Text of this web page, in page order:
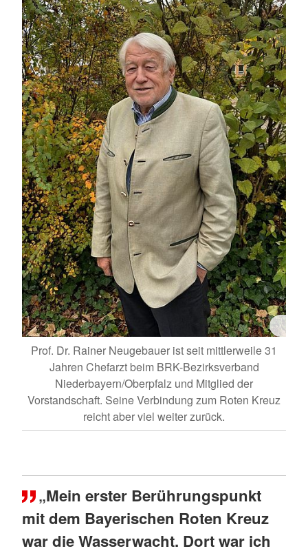
Prof. Dr. Rainer Neugebauer ist seit mittlerweile 31
Jahren Chefarzt beim BRK-Bezirksverband
Niederbayern/Oberpfalz und Mitglied der
Vorstandschaft. Seine Verbindung zum Roten Kreuz
reicht aber viel weiter zurück.
„Mein erster Berührungspunkt
mit dem Bayerischen Roten Kreuz
war die Wasserwacht. Dort war ich